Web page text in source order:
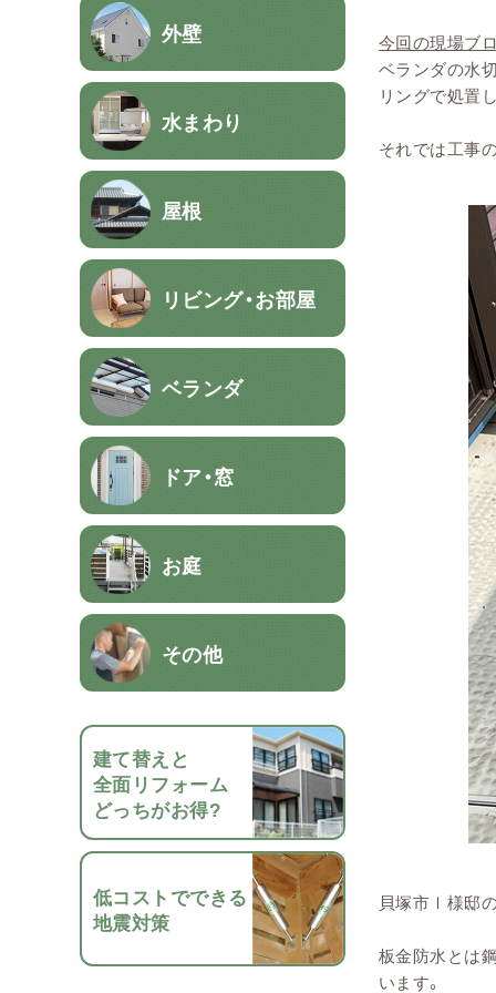
外壁
水まわり
屋根
リビング・お部屋
ベランダ
ドア・窓
お庭
その他
建て替えと
全面リフォーム
どっちがお得?
低コストでできる
地震対策
今回の現場ブ
ベランダの水
リングで処置
それでは工事
貝塚市Ⅰ様邸
板金防水とは
います。